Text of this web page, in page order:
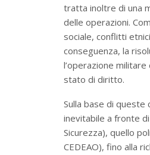
tratta inoltre di una
delle operazioni.
sociale, conflitti
conseguenza, la
l’operazione
stato di diritto.
Sulla base di queste
inevitabile a fronte
Sicurezza), quello
CEDEAO), fino alla